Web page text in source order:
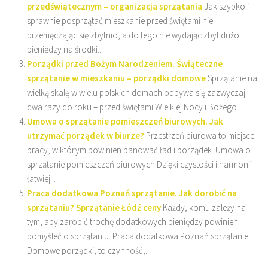
przedświątecznym – organizacja sprzątania Jak szybko i
sprawnie posprzątać mieszkanie przed świętami nie
przemęczając się zbytnio, a do tego nie wydając zbyt dużo
pieniędzy na środki...
Porządki przed Bożym Narodzeniem. Świąteczne
sprzątanie w mieszkaniu – porządki domoweSprzątanie na
wielką skalę w wielu polskich domach odbywa się zazwyczaj
dwa razy do roku – przed świętami Wielkiej Nocy i Bożego...
Umowa o sprzątanie pomieszczeń biurowych. Jak
utrzymać porządek w biurze? Przestrzeń biurowa to miejsce
pracy, w którym powinien panować ład i porządek. Umowa o
sprzątanie pomieszczeń biurowych Dzięki czystości i harmonii
łatwiej...
Praca dodatkowa Poznań sprzątanie. Jak dorobić na
sprzątaniu? Sprzątanie Łódź ceny Każdy, komu zależy na
tym, aby zarobić trochę dodatkowych pieniędzy powinien
pomyśleć o sprzątaniu. Praca dodatkowa Poznań sprzątanie
Domowe porządki, to czynność,...